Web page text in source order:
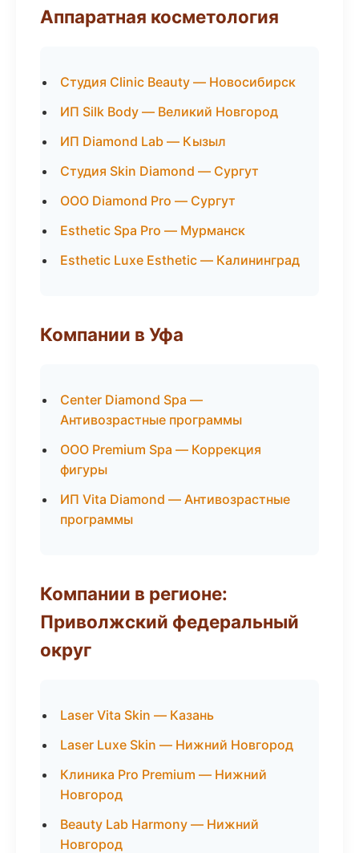
Аппаратная косметология
Студия Clinic Beauty — Новосибирск
ИП Silk Body — Великий Новгород
ИП Diamond Lab — Кызыл
Студия Skin Diamond — Сургут
ООО Diamond Pro — Сургут
Esthetic Spa Pro — Мурманск
Esthetic Luxe Esthetic — Калининград
Компании в Уфа
Center Diamond Spa —
Антивозрастные программы
ООО Premium Spa — Коррекция
фигуры
ИП Vita Diamond — Антивозрастные
программы
Компании в регионе:
Приволжский федеральный
округ
Laser Vita Skin — Казань
Laser Luxe Skin — Нижний Новгород
Клиника Pro Premium — Нижний
Новгород
Beauty Lab Harmony — Нижний
Новгород